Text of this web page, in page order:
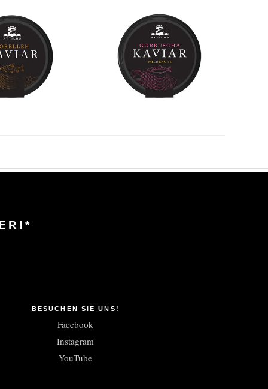
BESUCHEN SIE UNS!
Facebook
Instagram
YouTube